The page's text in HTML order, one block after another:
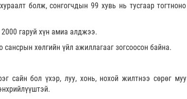
болж, сонгогчдын 99 хувь нь тусгаар тогтноно
гаруй хүн амиа алджээ.
хөлгийн үйл ажиллагааг зогсоосон байна.
сайн бол үхэр, луу, хонь, нохой жилтнээ сөрөг муу